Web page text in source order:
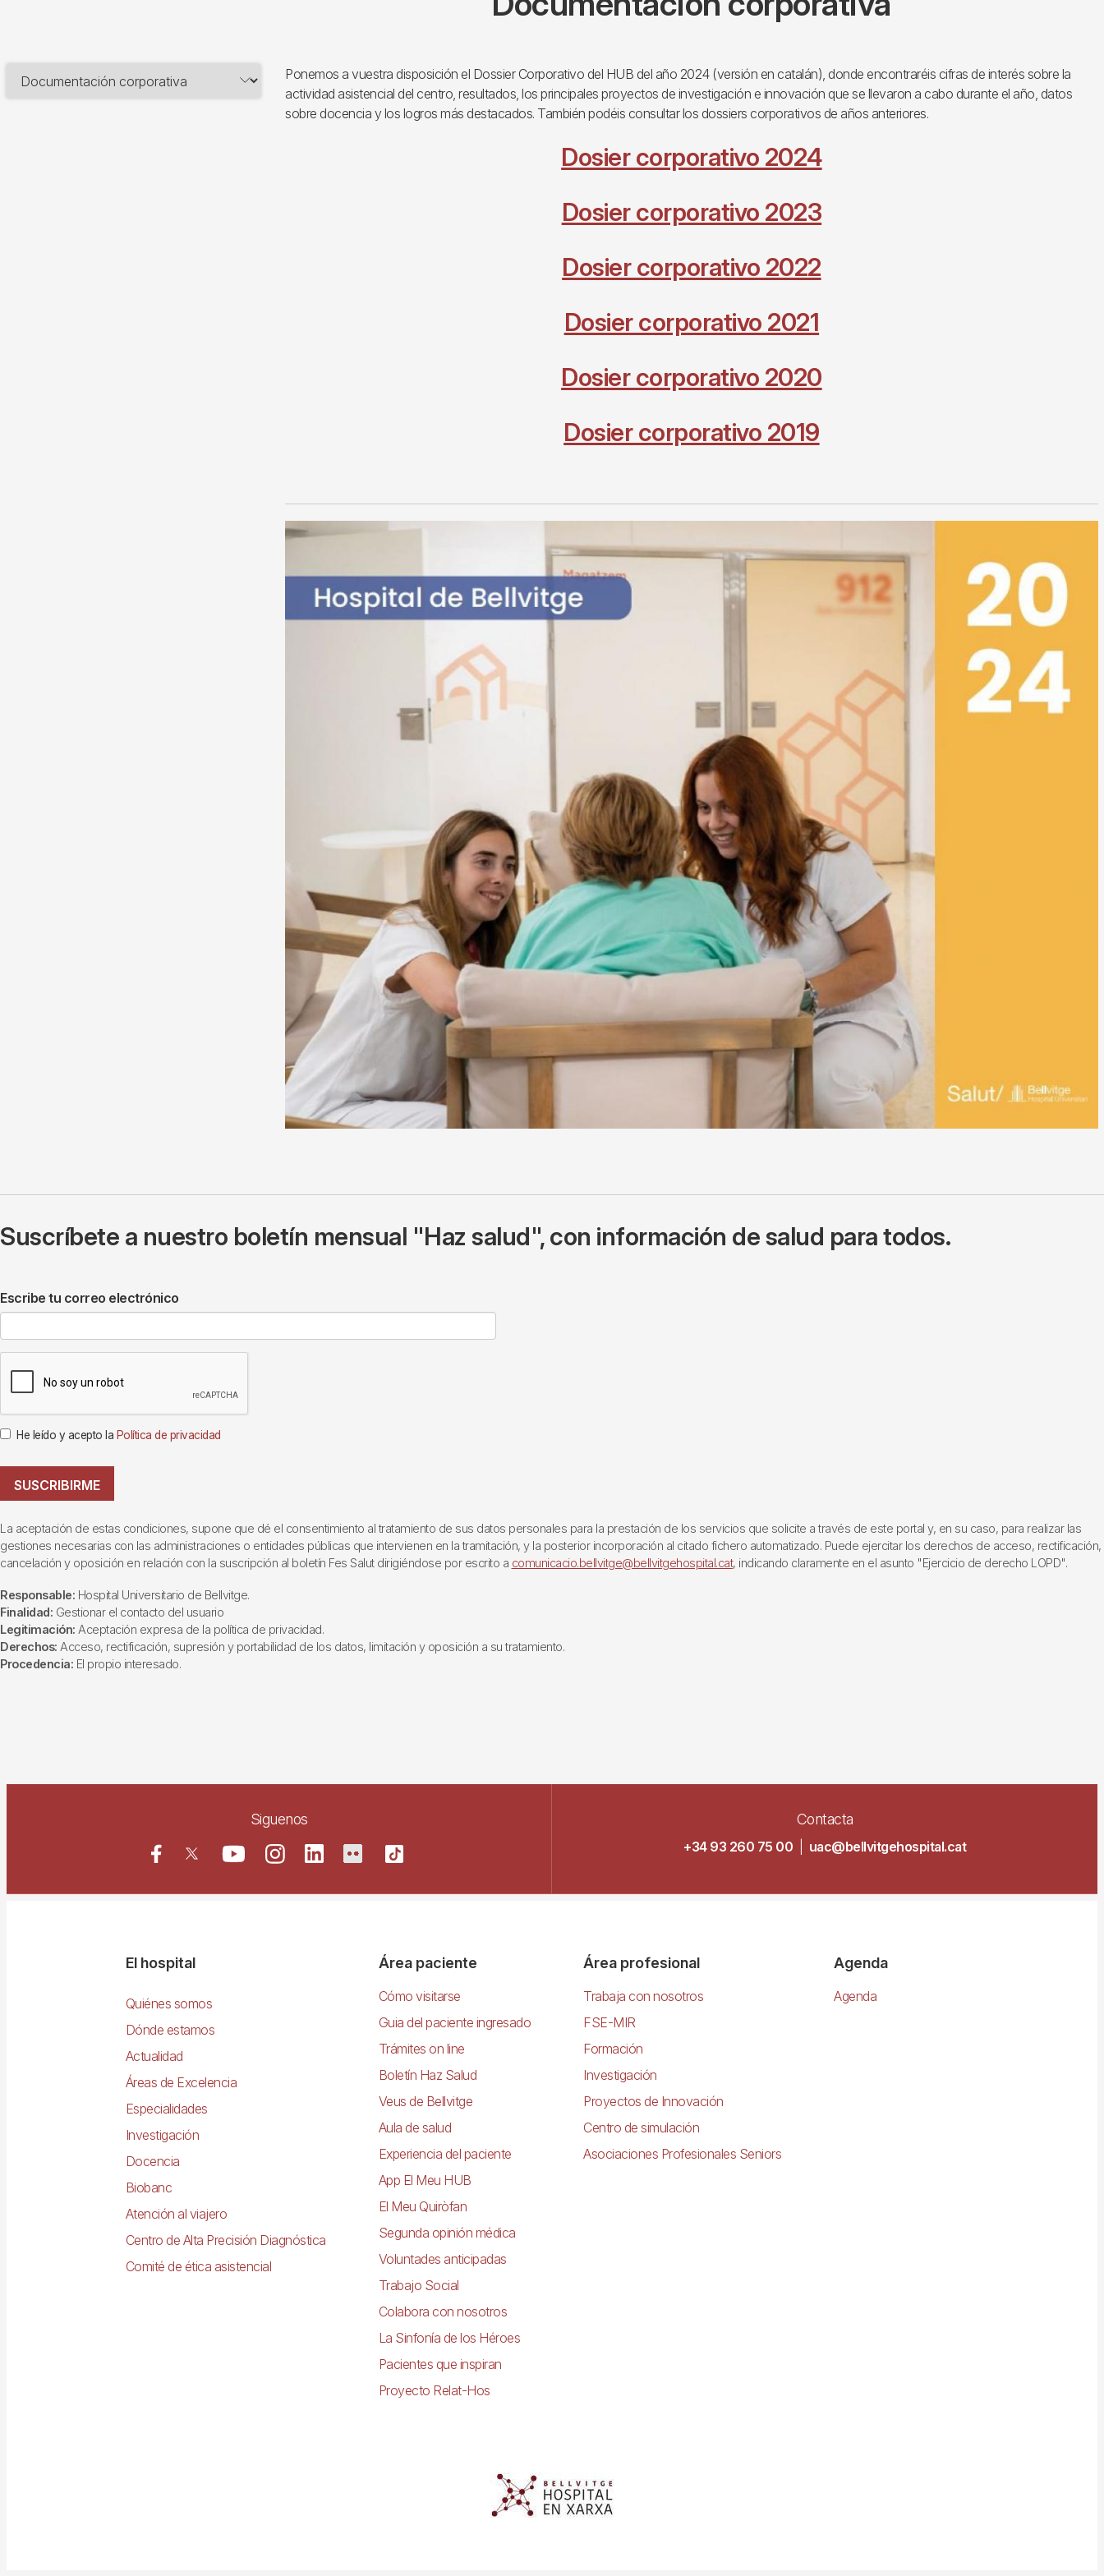
Ponemos a vuestra disposición el Dossier Corporativo del HUB del año 2024 (versión en catalán), donde encontraréis cifras de interés sobre la
actividad asistencial del centro, resultados, los principales proyectos de investigación e innovación que se llevaron a cabo durante el año, datos
sobre docencia y los logros más destacados. También podéis consultar los dossiers corporativos de años anteriores.
Dosier corporativo 2024
Dosier corporativo 2023
Dosier corporativo 2022
Dosier corporativo 2021
Dosier corporativo 2020
Dosier corporativo 2019
Suscríbete a nuestro boletín mensual "Haz salud", con información de salud para todos.
Escribe tu correo electrónico
He leído y acepto la Política de privacidad
SUSCRIBIRME
La aceptación de estas condiciones, supone que dé el consentimiento al tratamiento de sus datos personales para la prestación de los servicios que solicite a través de este portal y, en su caso, para realizar las
gestiones necesarias con las administraciones o entidades públicas que intervienen en la tramitación, y la posterior incorporación al citado fichero automatizado. Puede ejercitar los derechos de acceso, rectificación,
cancelación y oposición en relación con la suscripción al boletín Fes Salut dirigiéndose por escrito a comunicacio.bellvitge@bellvitgehospital.cat, indicando claramente en el asunto "Ejercicio de derecho LOPD".
Responsable: Hospital Universitario de Bellvitge.
Finalidad: Gestionar el contacto del usuario
Legitimación: Aceptación expresa de la política de privacidad.
Derechos: Acceso, rectificación, supresión y portabilidad de los datos, limitación y oposición a su tratamiento.
Procedencia: El propio interesado.
Siguenos Contacta
+34 93 260 75 00 uac@bellvitgehospital.cat
NavegacióEl hospital
Quiénes somos
Dónde estamos
Actualidad
Áreas de Excelencia
Especialidades
Investigación
Docencia
Biobanc
Atención al viajero
Centro de Alta Precisión Diagnóstica
Comité de ética asistencial
Área paciente
Cómo visitarse
Guia del paciente ingresado
Trámites on line
Boletín Haz Salud
Veus de Bellvitge
Aula de salud
Experiencia del paciente
App El Meu HUB
El Meu Quiròfan
Segunda opinión médica
Voluntades anticipadas
Trabajo Social
Colabora con nosotros
La Sinfonía de los Héroes
Pacientes que inspiran
Proyecto Relat-Hos
Área profesional
Trabaja con nosotros
FSE-MIR
Formación
Investigación
Proyectos de Innovación
Centro de simulación
Asociaciones Profesionales Seniors
Agenda
Agenda